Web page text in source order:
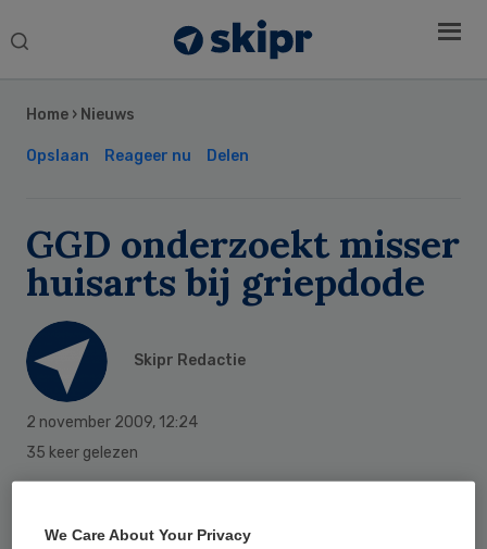
Search
Home › Nieuws
Opslaan Reageer nu Delen
GGD onderzoekt misser
huisarts bij griepdode
Skipr Redactie
2 november 2009, 12:24
35 keer gelezen
Sidebar
We Care About Your Privacy